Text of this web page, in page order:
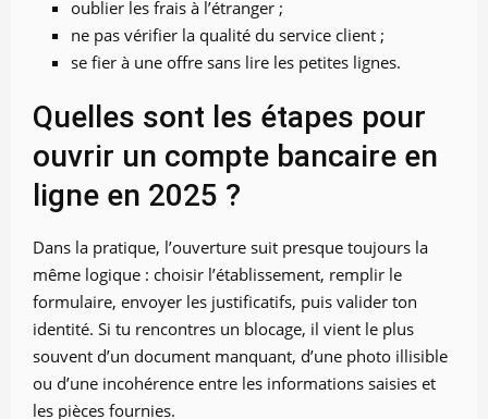
oublier les frais à l’étranger ;
ne pas vérifier la qualité du service client ;
se fier à une offre sans lire les petites lignes.
Quelles sont les étapes pour
ouvrir un compte bancaire en
ligne en 2025 ?
Dans la pratique, l’ouverture suit presque toujours la
même logique : choisir l’établissement, remplir le
formulaire, envoyer les justificatifs, puis valider ton
identité. Si tu rencontres un blocage, il vient le plus
souvent d’un document manquant, d’une photo illisible
ou d’une incohérence entre les informations saisies et
les pièces fournies.